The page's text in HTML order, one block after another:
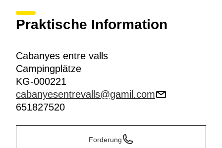
Praktische Information
Cabanyes entre valls
Campingplätze
KG-000221
cabanyesentrevalls@gamil.com
651827520
Forderung